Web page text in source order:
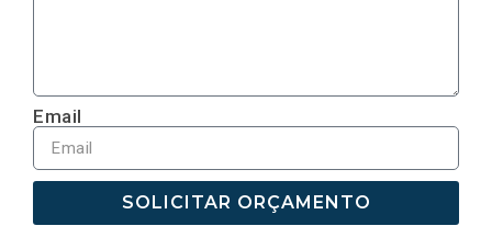
Email
SOLICITAR ORÇAMENTO